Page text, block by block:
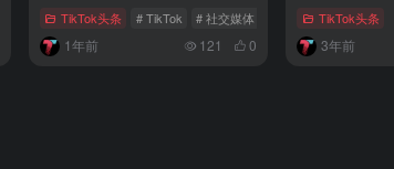
# 静态住宅IPTikTok头条 # TikTok # 社交媒体 # Tokopedia
1年前 121 0
TikTok头条
3年前